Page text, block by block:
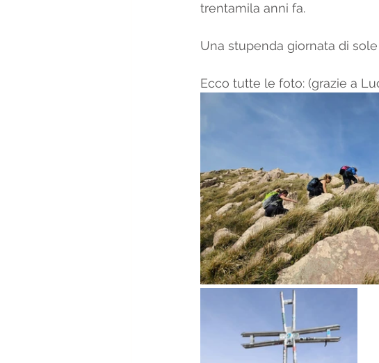
trentamila anni fa.
Una stupenda giornata di
Ecco tutte le foto: (grazie a